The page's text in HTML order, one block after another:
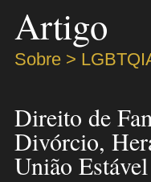
Artigo
Sobre >
Direito de
Divórcio,
União Estável